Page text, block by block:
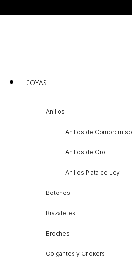
JOYAS
Anillos
Anillos de Compromiso
Anillos de Oro
Anillos Plata de Ley
Botones
Brazaletes
Broches
Colgantes y Chokers